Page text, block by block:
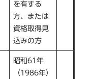
を有する
方、または
資格取得見
込みの方
昭和61年
（1986年）